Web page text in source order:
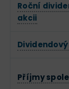
Roční
akcii
Příjmy